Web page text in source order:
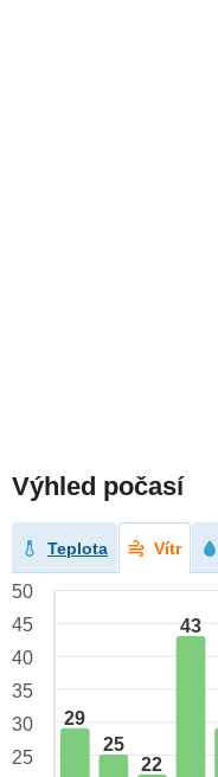
Výhled počasí
Teplota Vítr
29
25
22
43
50
45
40
35
30
25